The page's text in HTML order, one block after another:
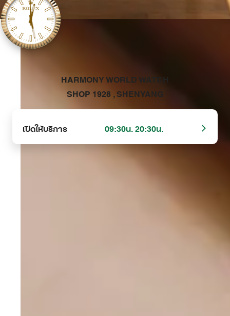
‭HARMONY WORLD WATCH
SHOP 1928 , SHENYANG‬
เปิดให้บริการ 09:30น. 20:30น.